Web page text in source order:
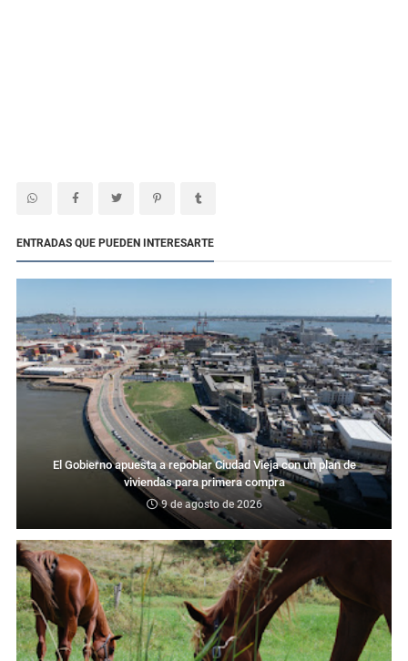
ENTRADAS QUE PUEDEN INTERESARTE
El Gobierno apuesta a repoblar Ciudad Vieja con un plan de
viviendas para primera compra
9 de agosto de 2026